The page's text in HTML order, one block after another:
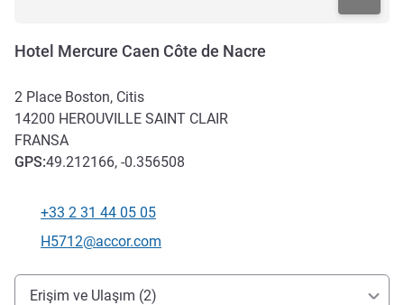
Hotel Mercure Caen Côte de Nacre
2 Place Boston, Citis
14200 HEROUVILLE SAINT CLAIR
FRANSA
GPS:49.212166, -0.356508
Telefon
+33 2 31 44 05 05
İletişim için e-posta
H5712@accor.com
Erişim ve ulaşım
Erişim ve Ulaşım (2)